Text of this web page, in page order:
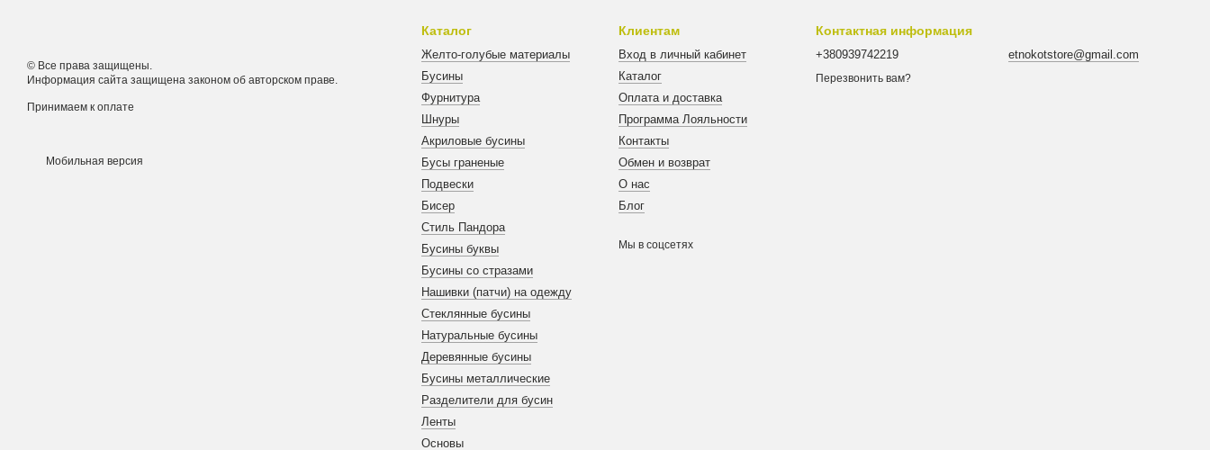
© Все права защищены.
Информация сайта защищена законом об авторском праве.
Принимаем к оплате
Мобильная версия
Каталог
Желто-голубые материалы
Бусины
Фурнитура
Шнуры
Акриловые бусины
Бусы граненые
Подвески
Бисер
Стиль Пандора
Бусины буквы
Бусины со стразами
Нашивки (патчи) на одежду
Стеклянные бусины
Натуральные бусины
Деревянные бусины
Бусины металлические
Разделители для бусин
Ленты
Основы
Клиентам
Вход в личный кабинет
Каталог
Оплата и доставка
Программа Лояльности
Контакты
Обмен и возврат
О нас
Блог
Мы в соцсетях
Контактная информация
+380939742219
Перезвонить вам?
etnokotstore@gmail.com